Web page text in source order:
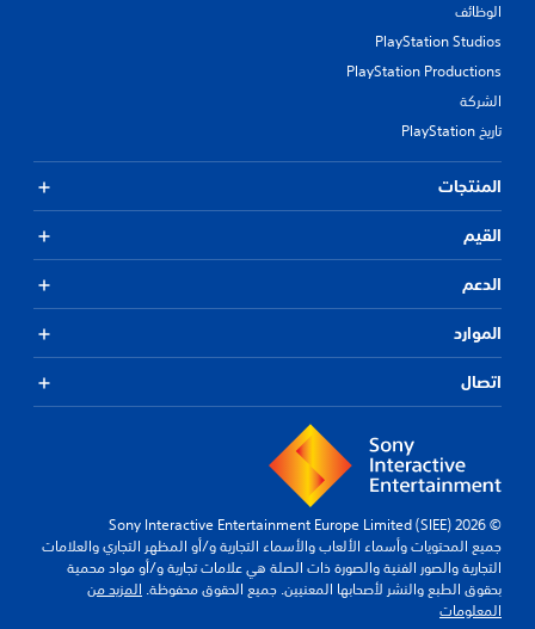
الوظائف
PlayStation Studios
PlayStation Productions
الشركة
تاريخ PlayStation
المنتجات
القيم
الدعم
الموارد
اتصال
© 2026 Sony Interactive Entertainment Europe Limited (SIEE)
جميع المحتويات وأسماء الألعاب والأسماء التجارية و/أو المظهر التجاري والعلامات
التجارية والصور الفنية والصورة ذات الصلة هي علامات تجارية و/أو مواد محمية
بحقوق الطبع والنشر لأصحابها المعنيين. جميع الحقوق محفوظة.المزيد من
المعلومات